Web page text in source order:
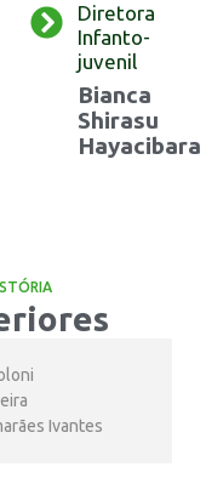
Diretora
Infanto-
juvenil
Bianca
Shirasu
Hayacibara
Ivantes